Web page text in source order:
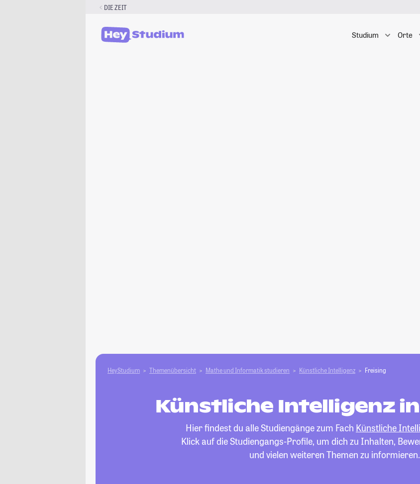
DIE ZEIT
Studium Orte
HeyStudium Themenübersicht Mathe und Informatik studieren Künstliche Intelligenz Freising
Künstliche Intelligenz
Hier findest du alle Studiengänge zum Fach Künstliche
Klick auf die Studiengangs-Profile, um dich zu Inhalten,
und vielen weiteren Themen zu informieren.